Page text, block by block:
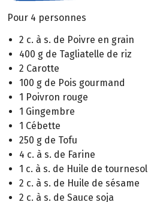
Pour 4 personnes
2 c. à s. de Poivre en grain
400 g de Tagliatelle de riz
2 Carotte
100 g de Pois gourmand
1 Poivron rouge
1 Gingembre
1 Cébette
250 g de Tofu
4 c. à s. de Farine
1 c. à s. de Huile de tournesol
2 c. à s. de Huile de sésame
2 c. à s. de Sauce soja